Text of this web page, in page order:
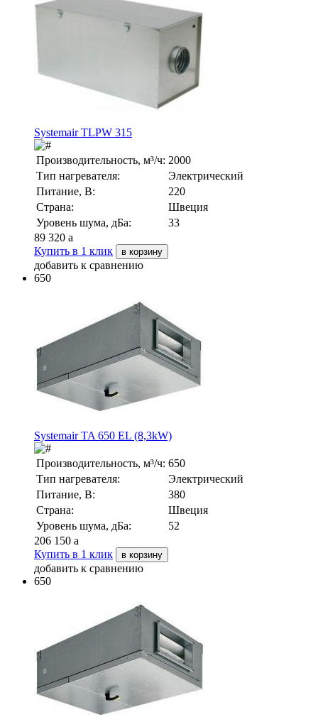
Systemair TLPW 315
Производительность, м³/ч: 2000
Тип нагревателя:
Электрический
Питание, В:
220
Страна:
Швеция
Уровень шума, дБа:
33
89 320 a
Купить в 1 клик
в корзину
добавить к сравнению
650
Systemair TA 650 EL (8,3kW)
Производительность, м³/ч: 650
Тип нагревателя:
Электрический
Питание, В:
380
Страна:
Швеция
Уровень шума, дБа:
52
206 150 a
Купить в 1 клик
в корзину
добавить к сравнению
650